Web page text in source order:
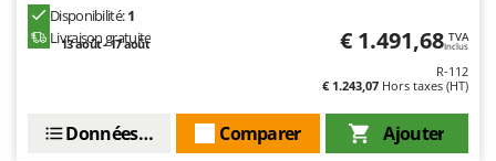
Disponibilité:1
Livraison gratuite
13 août - 17 août € 1.491,68 TVA
Inclus
R-112
€ 1.243,07 Hors taxes (HT)
Ajouter
Comparer
Données techniques